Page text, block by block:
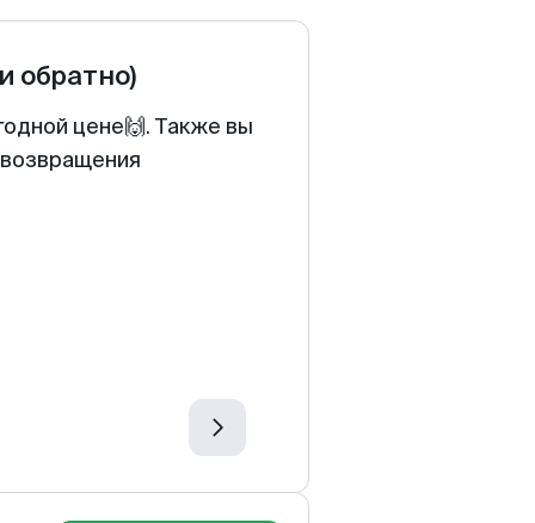
обратно)
цене🙌. Также вы